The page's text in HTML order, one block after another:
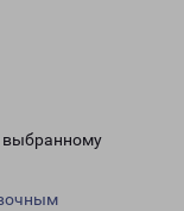
выбранному